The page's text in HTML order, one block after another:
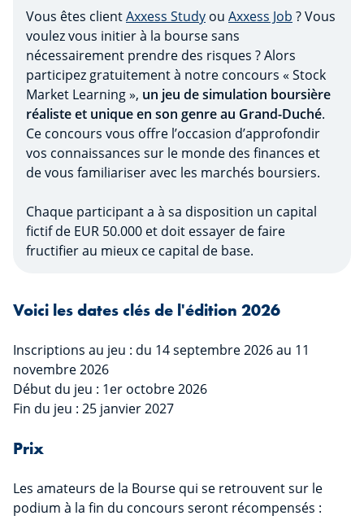
Vous êtes clientAxxess Study ou Axxess Job ? Vous
voulez vous initier à la bourse sans
nécessairement prendre des risques ? Alors
participez gratuitement à notre concours « Stock
Market Learning », un jeu de simulation boursière
réaliste et unique en son genre au Grand-Duché.
Ce concours vous offre l’occasion d’approfondir
vos connaissances sur le monde des finances et
de vous familiariser avec les marchés boursiers.
Chaque participant a à sa disposition un capital
fictif de EUR 50.000 et doit essayer de faire
fructifier au mieux ce capital de base.
Voici les dates clés de l'édition 2026
Inscriptions au jeu : du 14 septembre 2026 au 11
novembre 2026
Début du jeu : 1er octobre 2026
Fin du jeu : 25 janvier 2027
Prix
Les amateurs de la Bourse qui se retrouvent sur le
podium à la fin du concours seront récompensés :